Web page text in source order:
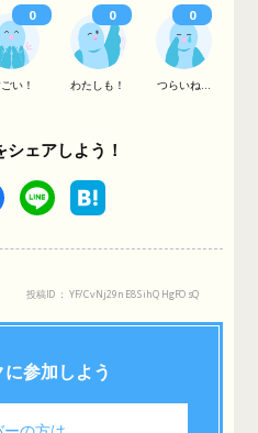
い！ わたしも！ つらいね...
0 0 0
シェアしよう！
投稿ID： YF/CvNj29nE8SihQHgFOsQ
に参加しよう